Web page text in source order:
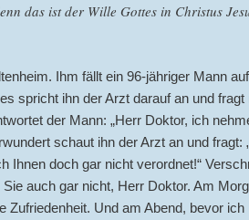
das ist der Wille Gottes in Christus
Ihm fällt ein 96-jähriger Mann
spricht ihn der Arzt darauf an und fragt
der Mann: „Herr Doktor, ich
schaut ihn der Arzt an und fragt:
Ihnen doch gar nicht verordnet!“
auch gar nicht, Herr Doktor. Am
Zufriedenheit. Und am Abend, bevor ich